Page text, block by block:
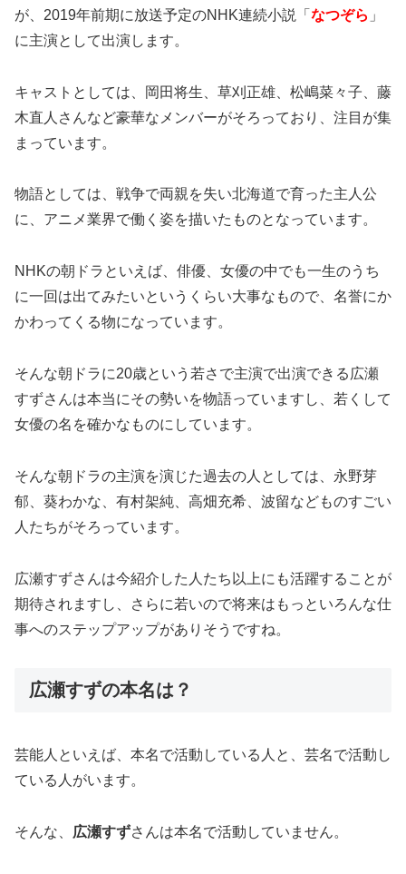
が、2019年前期に放送予定のNHK連続小説「 なつぞら 」
に主演として出演します。
キャストとしては、岡田将生、草刈正雄、松嶋菜々子、藤
木直人さんなど豪華なメンバーがそろっており、注目が集
まっています。
物語としては、戦争で両親を失い北海道で育った主人公
に、アニメ業界で働く姿を描いたものとなっています。
NHKの朝ドラといえば、俳優、女優の中でも一生のうち
に一回は出てみたいというくらい大事なもので、名誉にか
かわってくる物になっています。
そんな朝ドラに20歳という若さで主演で出演できる広瀬
すずさんは本当にその勢いを物語っていますし、若くして
女優の名を確かなものにしています。
そんな朝ドラの主演を演じた過去の人としては、永野芽
郁、葵わかな、有村架純、高畑充希、波留などものすごい
人たちがそろっています。
広瀬すずさんは今紹介した人たち以上にも活躍することが
期待されますし、さらに若いので将来はもっといろんな仕
事へのステップアップがありそうですね。
広瀬すずの本名は？
芸能人といえば、本名で活動している人と、芸名で活動し
ている人がいます。
そんな、 広瀬すずさんは本名で活動していません。